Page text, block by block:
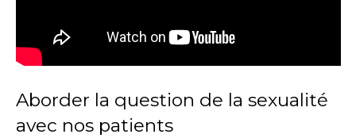
Aborder la question de la sexualité
avec nos patients